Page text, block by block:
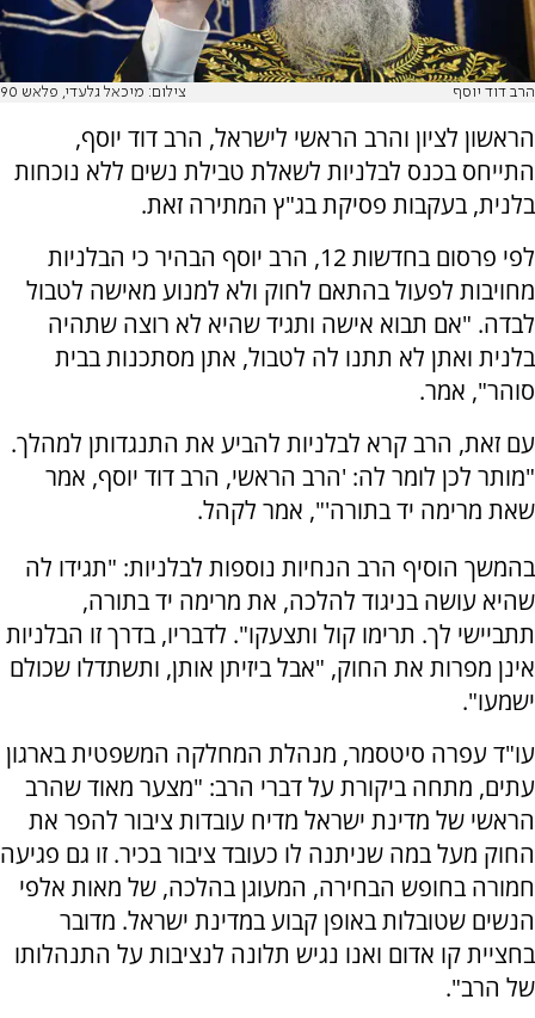
הרב דוד יוסף צילום: מיכאל גלעדי, פלאש 90
הראשון לציון והרב הראשי לישראל, הרב דוד יוסף,
התייחס בכנס לבלניות לשאלת טבילת נשים ללא נוכחות
בלנית, בעקבות פסיקת בג"ץ המתירה זאת.
לפי פרסום בחדשות 12, הרב יוסף הבהיר כי הבלניות
מחויבות לפעול בהתאם לחוק ולא למנוע מאישה לטבול
לבדה. "אם תבוא אישה ותגיד שהיא לא רוצה שתהיה
בלנית ואתן לא תתנו לה לטבול, אתן מסתכנות בבית
סוהר", אמר.
עם זאת, הרב קרא לבלניות להביע את התנגדותן למהלך.
"מותר לכן לומר לה: 'הרב הראשי, הרב דוד יוסף, אמר
שאת מרימה יד בתורה'", אמר לקהל.
בהמשך הוסיף הרב הנחיות נוספות לבלניות: "תגידו לה
שהיא עושה בניגוד להלכה, את מרימה יד בתורה,
תתביישי לך. תרימו קול ותצעקו". לדבריו, בדרך זו הבלניות
אינן מפרות את החוק, "אבל ביזיתן אותן, ותשתדלו שכולם
ישמעו".
עו"ד עפרה סיטסמר, מנהלת המחלקה המשפטית בארגון
עתים, מתחה ביקורת על דברי הרב: "מצער מאוד שהרב
הראשי של מדינת ישראל מדיח עובדות ציבור להפר את
החוק מעל במה שניתנה לו כעובד ציבור בכיר. זו גם פגיעה
חמורה בחופש הבחירה, המעוגן בהלכה, של מאות אלפי
הנשים שטובלות באופן קבוע במדינת ישראל. מדובר
בחציית קו אדום ואנו נגיש תלונה לנציבות על התנהלותו
של הרב".